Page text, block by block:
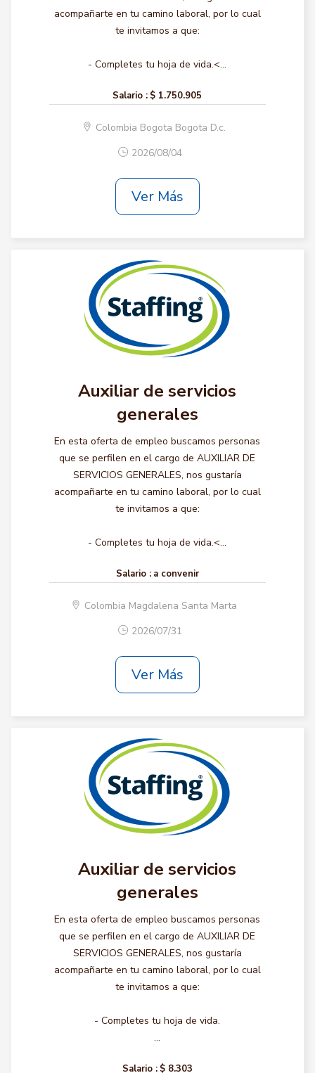
acompañarte en tu camino laboral, por lo cual
te invitamos a que:
- Completes tu hoja de vida.<...
Salario : $ 1.750.905
Colombia Bogota Bogota D.c.
2026/08/04
Ver Más
Auxiliar de servicios
generales
En esta oferta de empleo buscamos personas
que se perfilen en el cargo de AUXILIAR DE
SERVICIOS GENERALES, nos gustaría
acompañarte en tu camino laboral, por lo cual
te invitamos a que:
- Completes tu hoja de vida.<...
Salario : a convenir
Colombia Magdalena Santa Marta
2026/07/31
Ver Más
Auxiliar de servicios
generales
En esta oferta de empleo buscamos personas
que se perfilen en el cargo de AUXILIAR DE
SERVICIOS GENERALES, nos gustaría
acompañarte en tu camino laboral, por lo cual
te invitamos a que:
- Completes tu hoja de vida.
...
Salario : $ 8.303